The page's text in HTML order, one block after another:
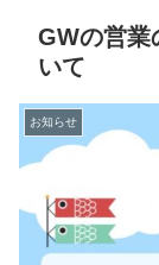
GWの営業
いて
お知らせ